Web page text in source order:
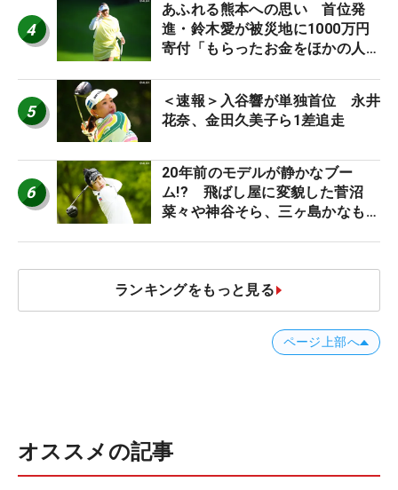
4
あふれる熊本への思い 首位発
進・鈴木愛が被災地に1000万円
寄付「もらったお金をほかの人
5
＜速報＞入谷響が単独首位 永井
花奈、金田久美子ら1差追走
6
20年前のモデルが静かなブー
ム!? 飛ばし屋に変貌した菅沼
菜々や神谷そら、三ヶ島かなも使
ランキングをもっと見る
ページ上部へ
オススメの記事